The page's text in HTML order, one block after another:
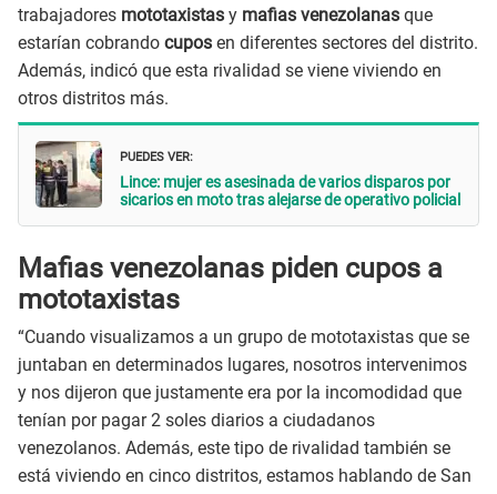
trabajadores mototaxistas y mafias venezolanas que
estarían cobrando cupos en diferentes sectores del distrito.
Además, indicó que esta rivalidad se viene viviendo en
otros distritos más.
PUEDES VER:
Lince: mujer es asesinada de varios disparos por
sicarios en moto tras alejarse de operativo policial
Mafias venezolanas piden cupos a
mototaxistas
“Cuando visualizamos a un grupo de mototaxistas que se
juntaban en determinados lugares, nosotros intervenimos
y nos dijeron que justamente era por la incomodidad que
tenían por pagar 2 soles diarios a ciudadanos
venezolanos. Además, este tipo de rivalidad también se
está viviendo en cinco distritos, estamos hablando de San